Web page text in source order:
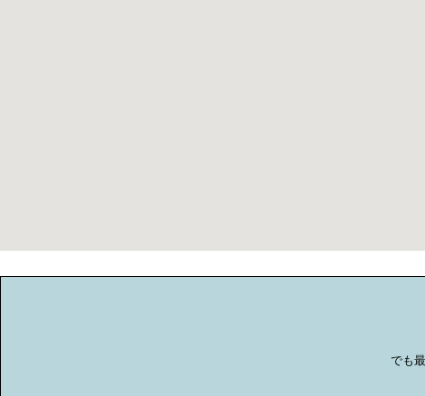
でも